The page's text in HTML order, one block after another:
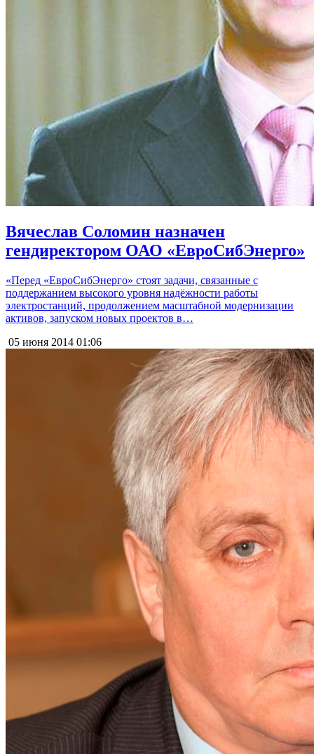
Вячеслав Соломин назначен
гендиректором ОАО «ЕвроСибЭнерго»
«Перед «ЕвроСибЭнерго» стоят задачи, связанные с
поддержанием высокого уровня надёжности работы
электростанций, продолжением масштабной модернизации
активов, запуском новых проектов в…
05 июня 2014 01:06